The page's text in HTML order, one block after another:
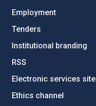
Employment
Tenders
Institutional branding
RSS
Electronic services site
Ethics channel